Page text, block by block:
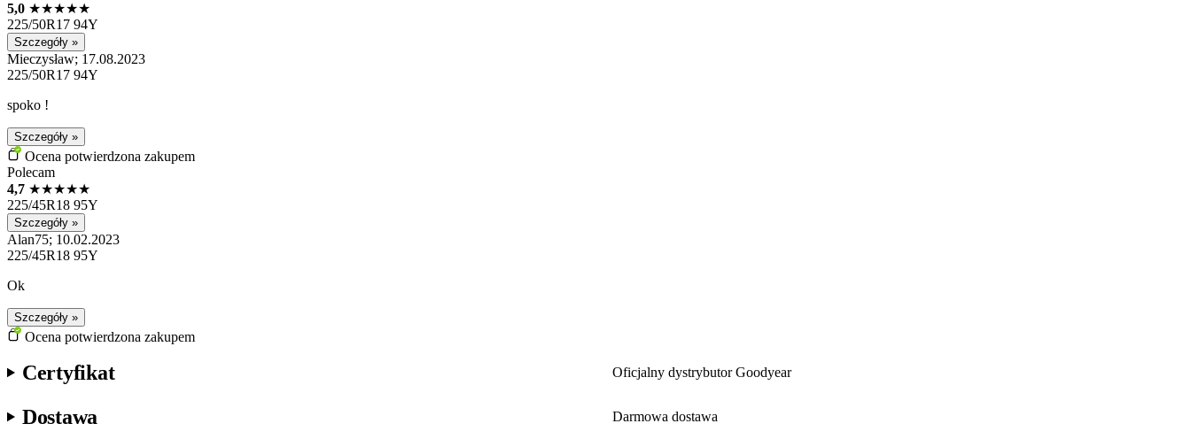
5,0 ★★★★★
225/50R17 94Y
Szczegóły »
Mieczysław; 17.08.2023
225/50R17 94Y
spoko !
Szczegóły »
Ocena potwierdzona zakupem
Polecam
4,7 ★★★★★
225/45R18 95Y
Szczegóły »
Alan75; 10.02.2023
225/45R18 95Y
Ok
Szczegóły »
Ocena potwierdzona zakupem
Certyfikat Oficjalny dystrybutor Goodyear
Dostawa Darmowa dostawa